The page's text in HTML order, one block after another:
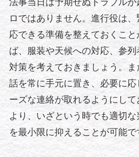
法事当日は予期せぬトラブル
ロではありません。進行役は
応できる準備を整えておくこと
ば、服装や天候への対応、参
対策を考えておきましょう。
話を常に手元に置き、必要に
ーズな連絡が取れるようにし
より、いざという時でも適切
を最小限に抑えることが可能で